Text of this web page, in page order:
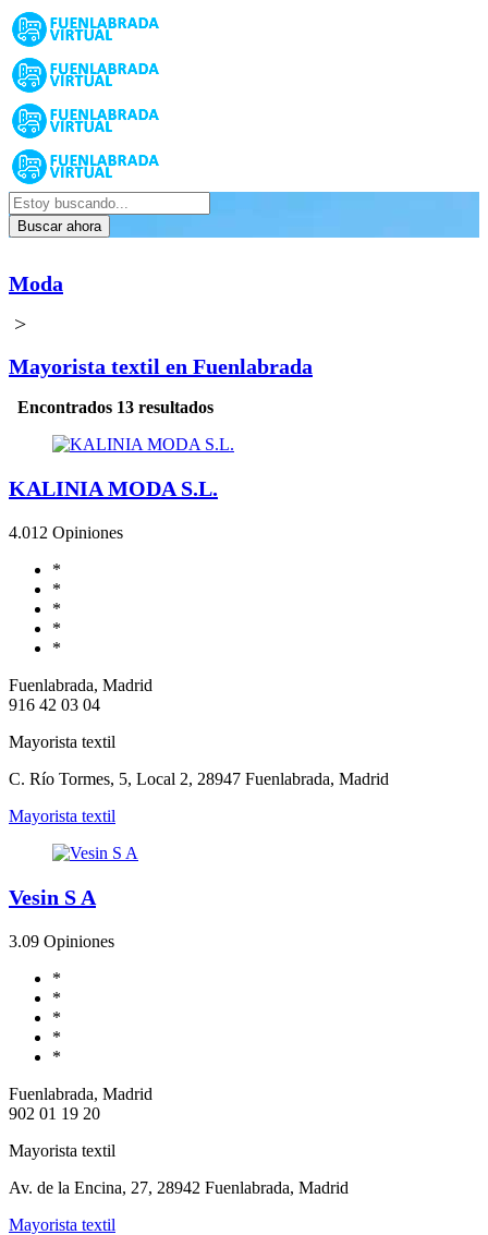
Buscar ahora
Moda
>
Mayorista textil en Fuenlabrada
Encontrados 13 resultados
KALINIA MODA S.L.
4.012 Opiniones
*
*
*
*
*
Fuenlabrada, Madrid
916 42 03 04
Mayorista textil
C. Río Tormes, 5, Local 2, 28947 Fuenlabrada, Madrid
Mayorista textil
Vesin S A
3.09 Opiniones
*
*
*
*
*
Fuenlabrada, Madrid
902 01 19 20
Mayorista textil
Av. de la Encina, 27, 28942 Fuenlabrada, Madrid
Mayorista textil